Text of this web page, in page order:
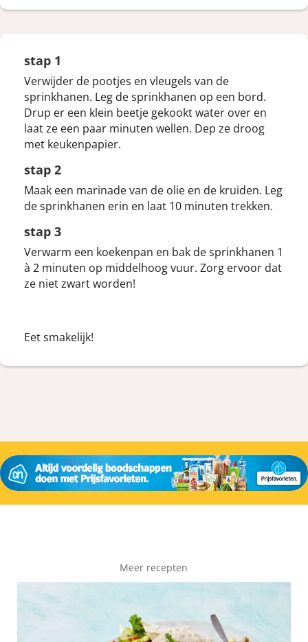
stap 1
Verwijder de pootjes en vleugels van de
sprinkhanen. Leg de sprinkhanen op een bord.
Drup er een klein beetje gekookt water over en
laat ze een paar minuten wellen. Dep ze droog
met keukenpapier.
stap 2
Maak een marinade van de olie en de kruiden. Leg
de sprinkhanen erin en laat 10 minuten trekken.
stap 3
Verwarm een koekenpan en bak de sprinkhanen 1
à 2 minuten op middelhoog vuur. Zorg ervoor dat
ze niet zwart worden!
Eet smakelijk!
Meer recepten